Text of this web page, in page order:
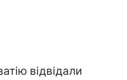
відвідали